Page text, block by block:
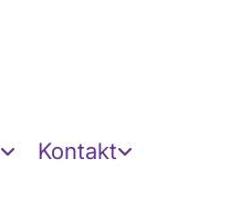
Kontakt